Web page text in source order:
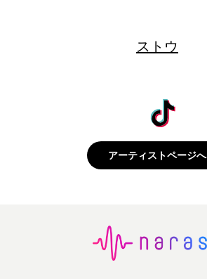
ストウ
アーティストページへ